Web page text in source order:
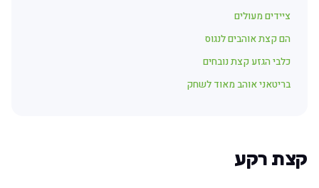
ציידים מעולים
הם קצת אוהבים לנגוס
כלבי הגזע קצת נובחים
בריטאני אוהב מאוד לשחק
קצת רקע